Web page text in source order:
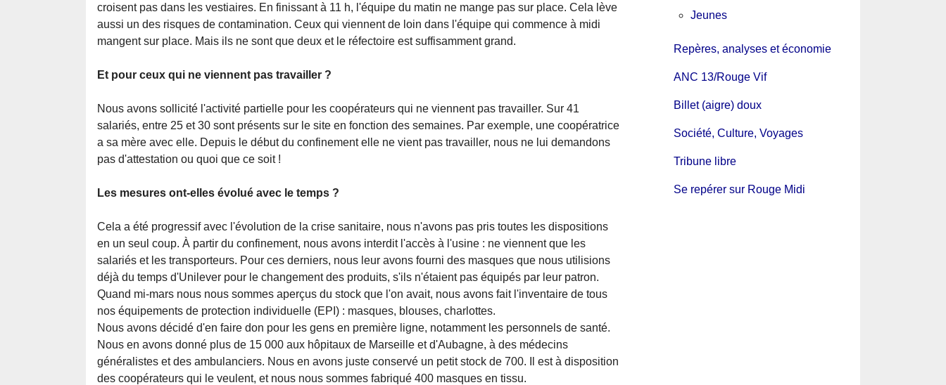
croisent pas dans les vestiaires. En finissant à 11 h, l'équipe du matin ne mange pas sur place. Cela lève
aussi un des risques de contamination. Ceux qui viennent de loin dans l'équipe qui commence à midi
mangent sur place. Mais ils ne sont que deux et le réfectoire est suffisamment grand.
Et pour ceux qui ne viennent pas travailler ?
Nous avons sollicité l'activité partielle pour les coopérateurs qui ne viennent pas travailler. Sur 41
salariés, entre 25 et 30 sont présents sur le site en fonction des semaines. Par exemple, une coopératrice
a sa mère avec elle. Depuis le début du confinement elle ne vient pas travailler, nous ne lui demandons
pas d'attestation ou quoi que ce soit !
Les mesures ont-elles évolué avec le temps ?
Cela a été progressif avec l'évolution de la crise sanitaire, nous n'avons pas pris toutes les dispositions
en un seul coup. À partir du confinement, nous avons interdit l'accès à l'usine : ne viennent que les
salariés et les transporteurs. Pour ces derniers, nous leur avons fourni des masques que nous utilisions
déjà du temps d'Unilever pour le changement des produits, s'ils n'étaient pas équipés par leur patron.
Quand mi-mars nous nous sommes aperçus du stock que l'on avait, nous avons fait l'inventaire de tous
nos équipements de protection individuelle (EPI) : masques, blouses, charlottes.
Nous avons décidé d'en faire don pour les gens en première ligne, notamment les personnels de santé.
Nous en avons donné plus de 15 000 aux hôpitaux de Marseille et d'Aubagne, à des médecins
généralistes et des ambulanciers. Nous en avons juste conservé un petit stock de 700. Il est à disposition
des coopérateurs qui le veulent, et nous nous sommes fabriqué 400 masques en tissu.
Jeunes
Repères, analyses et économie
ANC 13/Rouge Vif
Billet (aigre) doux
Société, Culture, Voyages
Tribune libre
Se repérer sur Rouge Midi